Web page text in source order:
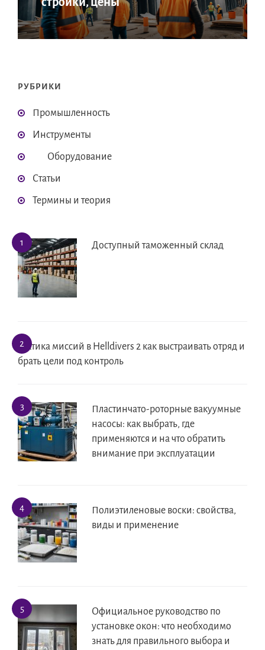
РУБРИКИ
Промышленность
Инструменты
Оборудование
Статьи
Термины и теория
Доступный таможенный склад
Тактика миссий в Helldivers 2 как выстраивать отряд и
брать цели под контроль
Пластинчато-роторные вакуумные
насосы: как выбрать, где
применяются и на что обратить
внимание при эксплуатации
Полиэтиленовые воски: свойства,
виды и применение
Официальное руководство по
установке окон: что необходимо
знать для правильного выбора и